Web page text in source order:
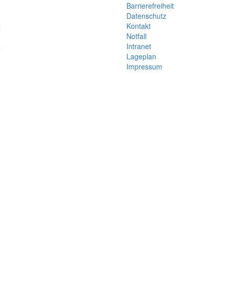
Barrierefreiheit
Datenschutz
Kontakt
Notfall
Intranet
Lageplan
Impressum